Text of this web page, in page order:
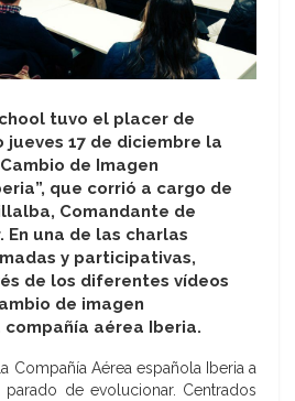
tuvo el placer de
17 de diciembre la
de Imagen
que corrió a cargo de
Comandante de
. En una de las charlas
y participativas,
de los diferentes vídeos
de imagen
aérea Iberia.
Compañía Aérea española Iberia a
de evolucionar. Centrados